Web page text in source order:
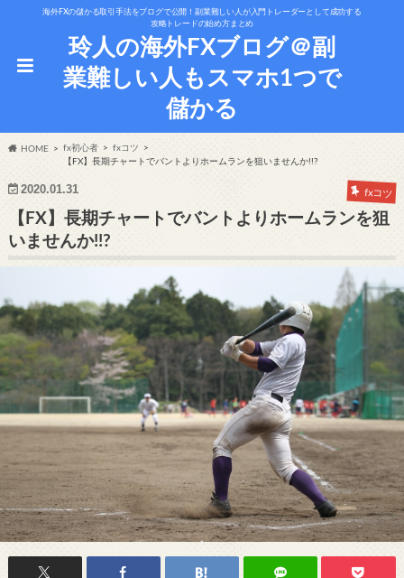
海外FXの儲かる取引手法をブログで公開！副業難しい人が入門トレーダーとして成功する
攻略トレードの始め方まとめ
玲人の海外FXブログ＠副
業難しい人もスマホ1つで
儲かる
HOME fx初心者
fxコツ
【FX】長期チャートでバントよりホームランを狙いませんか!!?
2020.01.31 fxコツ
【FX】長期チャートでバントよりホームランを狙
いませんか!!?